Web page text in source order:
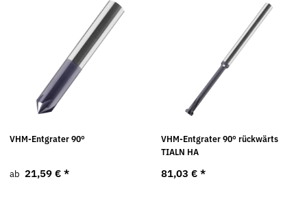
VHM-Entgrater 90°
ab 21,59 € *
VHM-Entgrater 90° rückwärts
TIALN HA
81,03 € *